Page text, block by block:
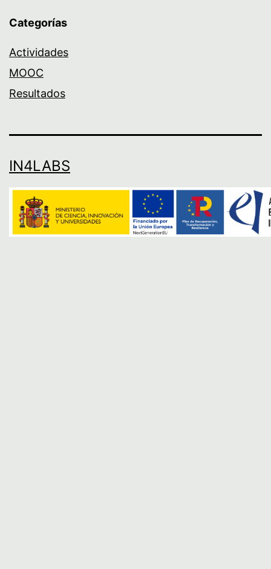
Categorías
Actividades
MOOC
Resultados
IN4LABS